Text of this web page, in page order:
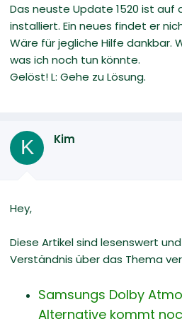
Das neuste Update 1520 ist auf
installiert. Ein neues findet er
Wäre für jegliche Hilfe dankbar.
was ich noch tun könnte.
Gelöst! L: Gehe zu Lösung.
K Kim
Hey,
Diese Artikel sind lesenswert
Verständnis über das Thema
Samsungs Dolby
Alternative kommt